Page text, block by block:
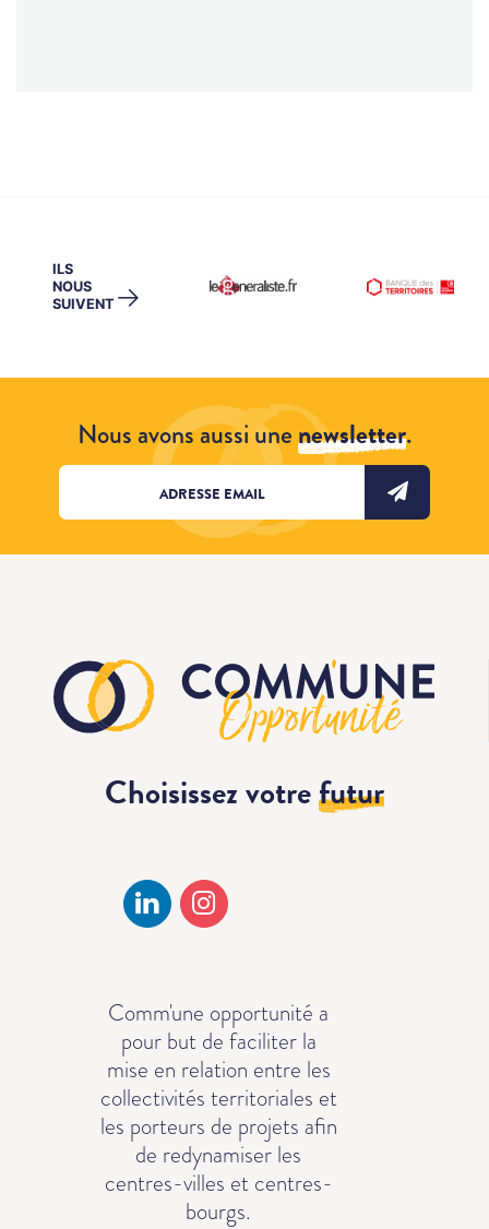
ILS
NOUS
SUIVENT →
Nous avons aussi unenewsletter.
Choisissez votrefutur
Comm'une opportunité a
pour but de faciliter la
mise en relation entre les
collectivités territoriales et
les porteurs de projets afin
de redynamiser les
centres-villes et centres-
bourgs.